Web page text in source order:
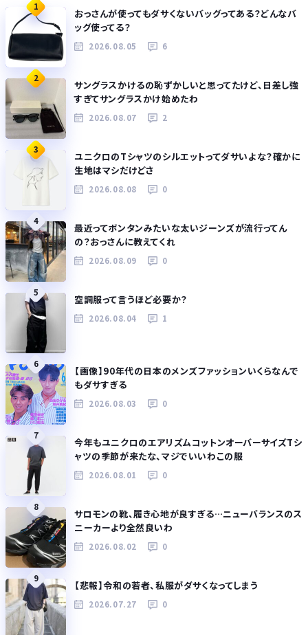
1
おっさんが使ってもダサくないバッグってある？どんなバ
ッグ使ってる？
2026.08.05 6
2
サングラスかけるの恥ずかしいと思ってたけど、日差し強
すぎてサングラスかけ始めたわ
2026.08.07 2
3
ユニクロのTシャツのシルエットってダサいよな？確かに
生地はマシだけどさ
2026.08.08 0
4
最近ってボンタンみたいな太いジーンズが流行ってん
の？おっさんに教えてくれ
2026.08.09 0
5
空調服って言うほど必要か？
2026.08.04 1
6
【画像】90年代の日本のメンズファッションいくらなんで
もダサすぎる
2026.08.03 0
7
今年もユニクロのエアリズムコットンオーバーサイズTシ
ャツの季節が来たな、マジでいいわこの服
2026.08.01 0
8
サロモンの靴、履き心地が良すぎる…ニューバランスのス
ニーカーより全然良いわ
2026.08.02 0
9
【悲報】令和の若者、私服がダサくなってしまう
2026.07.27 0